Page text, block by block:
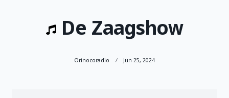
De Zaagshow
Orinocoradio Jun 25, 2024